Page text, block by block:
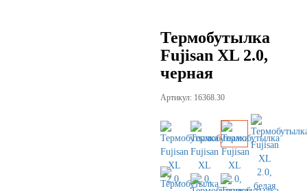
Термобутылка
Fujisan XL 2.0,
черная
Артикул: 16368.30